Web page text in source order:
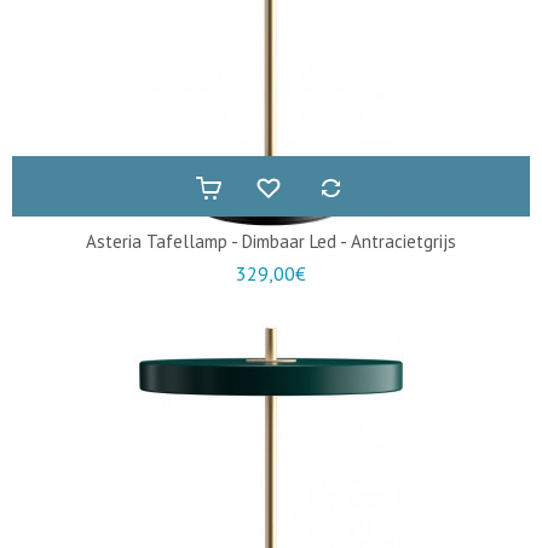
Asteria Tafellamp - Dimbaar Led - Antracietgrijs
329,00€